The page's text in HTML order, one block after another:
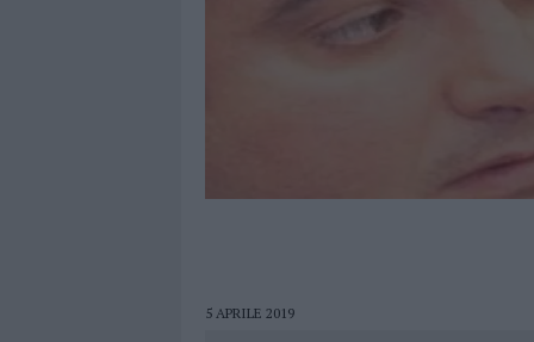
5 APRILE 2019